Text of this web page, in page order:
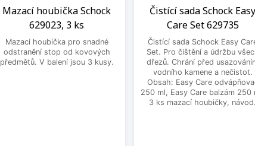
Mazací houbička Schock
629023, 3 ks
Mazací houbička pro snadné
odstranění stop od kovových
předmětů. V balení jsou 3 kusy.
Čistící sada Schock Easy
Care Set 629735
Čistící sada Schock Easy
Set. Pro čištění a údržbu
dřezů. Chrání před
vodního kamene a nečistot.
Obsah: Easy Care
250 ml, Easy Care balzám 250
3 ks mazací houbičky, návod.